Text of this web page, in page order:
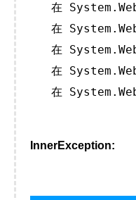
在
在
在
在
在
InnerException: